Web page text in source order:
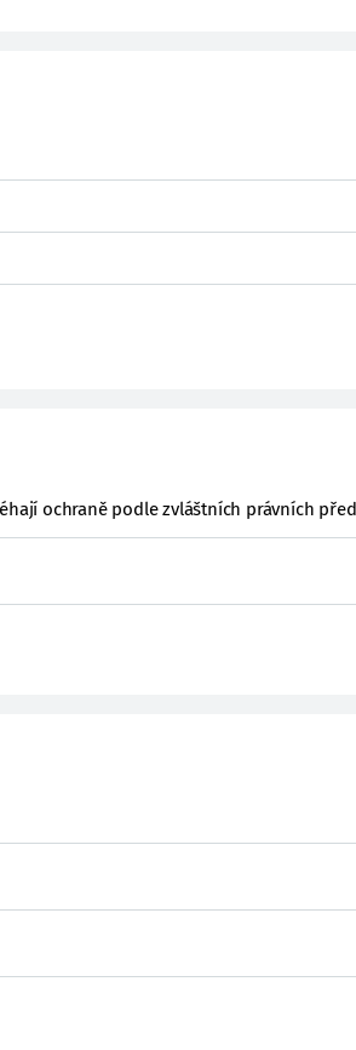
ochraně podle zvláštních právních